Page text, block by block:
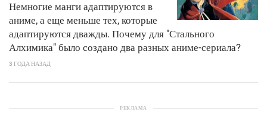
Немногие манги адаптируются в
аниме, а еще меньше тех, которые
адаптируются дважды. Почему для "Стального
Алхимика" было создано два разных аниме-сериала?
3 ГОДА НАЗАД
РЕКЛАМА